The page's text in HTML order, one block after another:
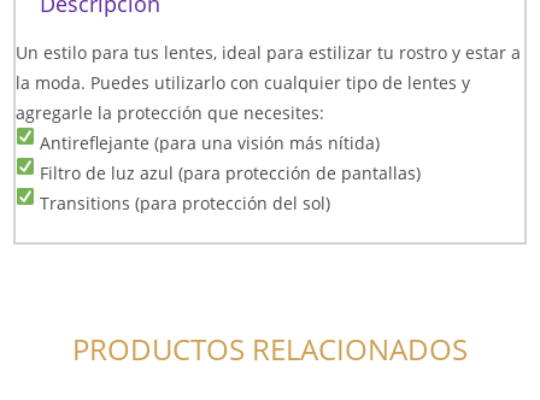
Un estilo para tus lentes, ideal para estilizar tu rostro y estar a
la moda. Puedes utilizarlo con cualquier tipo de lentes y
agregarle la protección que necesites:
Antireflejante (para una visión más nítida)
Filtro de luz azul (para protección de pantallas)
Transitions (para protección del sol)
PRODUCTOS RELACIONADOS